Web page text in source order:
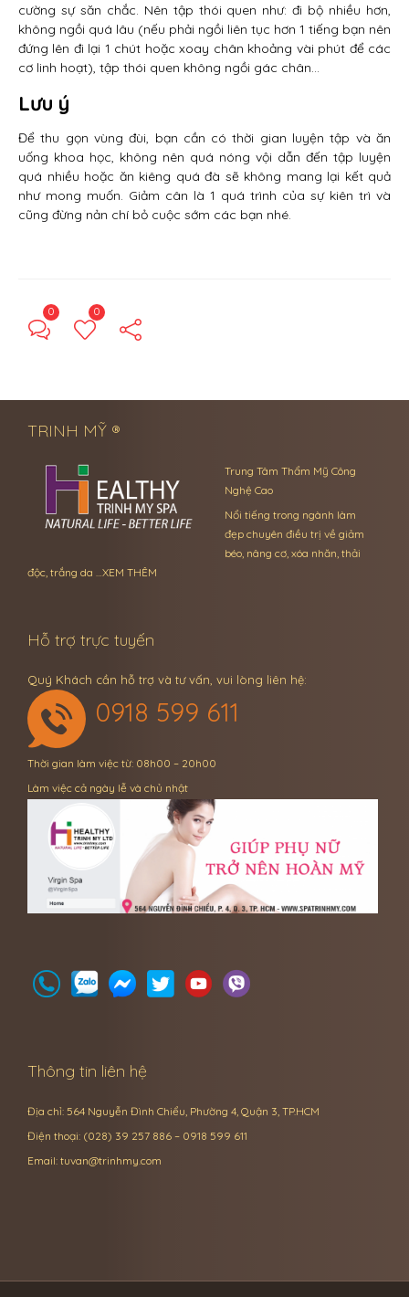
cường sự săn chắc. Nên tập thói quen như: đi bộ nhiều hơn,
không ngồi quá lâu (nếu phải ngồi liên tục hơn 1 tiếng bạn nên
đứng lên đi lại 1 chút hoặc xoay chân khoảng vài phút để các
cơ linh hoạt), tập thói quen không ngồi gác chân…
Lưu ý
Để thu gọn vùng đùi, bạn cần có thời gian luyện tập và ăn
uống khoa học, không nên quá nóng vội dẫn đến tập luyện
quá nhiều hoặc ăn kiêng quá đà sẽ không mang lại kết quả
như mong muốn. Giảm cân là 1 quá trình của sự kiên trì và
cũng đừng nản chí bỏ cuộc sớm các bạn nhé.
0 0
TRINH MỸ ®
Trung Tâm Thẩm Mỹ Công
Nghệ Cao
Nổi tiếng trong ngành làm
đẹp chuyên điều trị về giảm
béo, nâng cơ, xóa nhăn, thải
độc, trắng da … XEM THÊM
Hỗ trợ trực tuyến
Quý Khách cần hỗ trợ và tư vấn, vui lòng liên hệ:
0918 599 611
Thời gian làm việc từ: 08h00 – 20h00
Làm việc cả ngày lễ và chủ nhật
Thông tin liên hệ
Địa chỉ: 564 Nguyễn Đình Chiểu, Phường 4, Quận 3, TP.HCM
Điện thoại: (028) 39 257 886 – 0918 599 611
Email: tuvan@trinhmy.com